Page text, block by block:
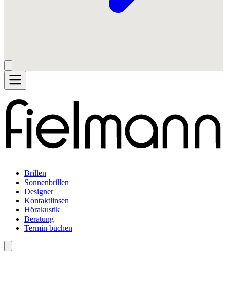
Brillen
Sonnenbrillen
Designer
Kontaktlinsen
Hörakustik
Beratung
Termin buchen